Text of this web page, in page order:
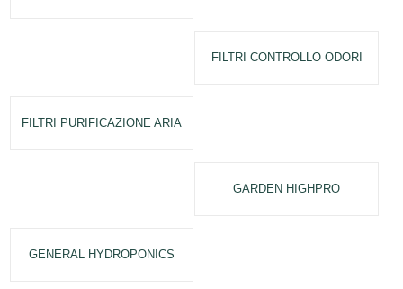
FILTRI CONTROLLO ODORI
FILTRI PURIFICAZIONE ARIA
GARDEN HIGHPRO
GENERAL HYDROPONICS